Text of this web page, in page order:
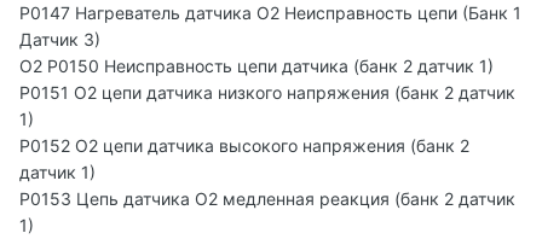
P0147 Нагреватель датчика O2 Неисправность цепи (Банк 1
Датчик 3)
O2 P0150 Неисправность цепи датчика (банк 2 датчик 1)
P0151 O2 цепи датчика низкого напряжения (банк 2 датчик
1)
P0152 O2 цепи датчика высокого напряжения (банк 2
датчик 1)
P0153 Цепь датчика O2 медленная реакция (банк 2 датчик
1)